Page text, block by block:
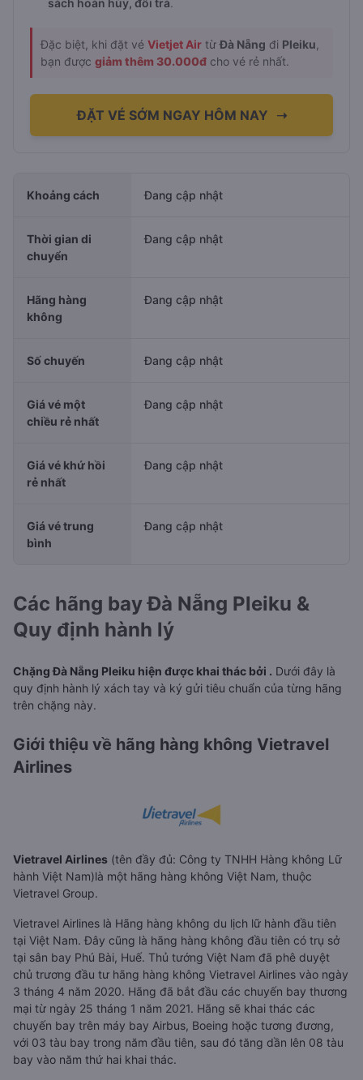
sách hoàn hủy, đổi trả.
Đặc biệt, khi đặt vé Vietjet Air từĐà Nẵng đi Pleiku
bạn được giảm thêm 30.000đ cho vé rẻ nhất.
ĐẶT VÉ SỚM NGAY HÔM NAY ➝
Khoảng cách Đang cập nhật
Thời gian di
chuyển
Đang cập nhật
Hãng hàng
không
Đang cập nhật
Số chuyến Đang cập nhật
Giá vé một
chiều rẻ nhất
Đang cập nhật
Giá vé khứ hồi
rẻ nhất
Đang cập nhật
Giá vé trung
bình
Đang cập nhật
Các hãng bay Đà Nẵng Pleiku &
Quy định hành lý
Chặng Đà Nẵng Pleiku hiện được khai thác bởi . Dưới đây là
quy định hành lý xách tay và ký gửi tiêu chuẩn của từng hãng
trên chặng này.
Giới thiệu về hãng hàng không Vietravel
Airlines
Vietravel Airlines (tên đầy đủ: Công ty TNHH Hàng không Lữ
hành Việt Nam)là một hãng hàng không Việt Nam, thuộc
Vietravel Group.
Vietravel Airlines là Hãng hàng không du lịch lữ hành đầu tiên
tại Việt Nam. Đây cũng là hãng hàng không đầu tiên có trụ sở
tại sân bay Phú Bài, Huế. Thủ tướng Việt Nam đã phê duyệt
chủ trương đầu tư hãng hàng không Vietravel Airlines vào ngày
3 tháng 4 năm 2020. Hãng đã bắt đầu các chuyến bay thương
mại từ ngày 25 tháng 1 năm 2021. Hãng sẽ khai thác các
chuyến bay trên máy bay Airbus, Boeing hoặc tương đương,
với 03 tàu bay trong năm đầu tiên, sau đó tăng dần lên 08 tàu
bay vào năm thứ hai khai thác.